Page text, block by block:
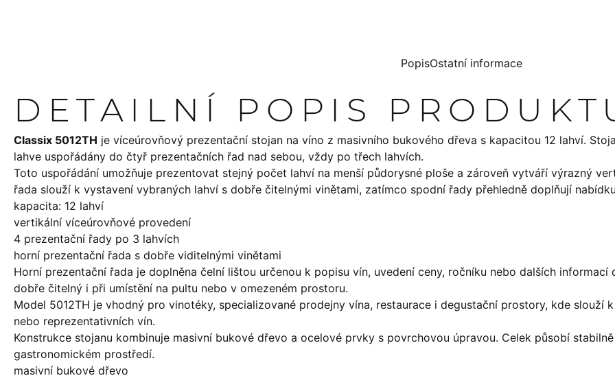
PopisOstatní informace
DETAILNÍ POPIS
Classix 5012TH je víceúrovňový prezentační stojan na víno z masivního bukového dřeva s kapacitou 12 lahví.
lahve uspořádány do čtyř prezentačních řad nad sebou, vždy po třech lahvích.
Toto uspořádání umožňuje prezentovat stejný počet lahví na menší půdorysné ploše a zároveň vytváří výrazný
řada slouží k vystavení vybraných lahví s dobře čitelnými vinětami, zatímco spodní řady přehledně doplňují
kapacita: 12 lahví
vertikální víceúrovňové provedení
4 prezentační řady po 3 lahvích
horní prezentační řada s dobře viditelnými vinětami
Horní prezentační řada je doplněna čelní lištou určenou k popisu vín, uvedení ceny, ročníku nebo dalších
dobře čitelný i při umístění na pultu nebo v omezeném prostoru.
Model 5012TH je vhodný pro vinotéky, specializované prodejny vína, restaurace i degustační prostory, kde
nebo reprezentativních vín.
Konstrukce stojanu kombinuje masivní bukové dřevo a ocelové prvky s povrchovou úpravou. Celek působí
gastronomickém prostředí.
masivní bukové dřevo